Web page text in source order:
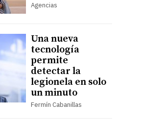
Agencias
Una nueva
tecnología
permite
detectar la
legionela en solo
un minuto
Fermín Cabanillas